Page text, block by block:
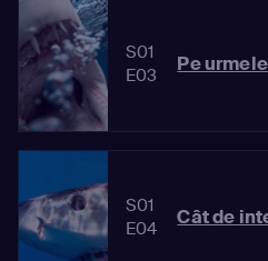
S01
E03
Pe
S01
E04
Cât de